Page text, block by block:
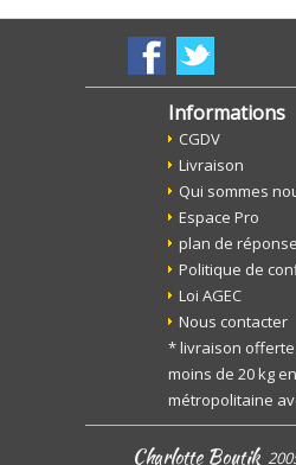
Informations
CGDV
Livraison
Qui sommes
Espace Pro
plan de
Politique de
Loi AGEC
Nous contacter
* livraison
moins de 20 kg
métropolitaine
Charlotte Boutik